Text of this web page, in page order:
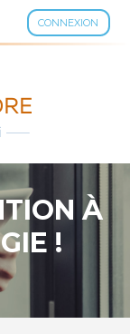
CONNEXION
À
!